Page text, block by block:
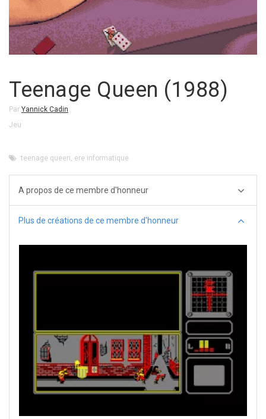
Teenage Queen (1988)
Par Yannick Cadin
Jeu
teenage queen ere informatique
A propos de ce membre d'honneur
Plus de créations de ce membre d'honneur